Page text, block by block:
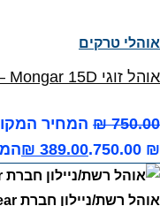
אוהלי טרקים
אוהל זוגי Mongar 15D – גרסה משודרגת וקלה יותר
₪750.00
המחיר
₪ 750.00.
₪ 389.00
אוהל רשת/ניילון חברת 3F UL Gear ללא כיסוי גשם